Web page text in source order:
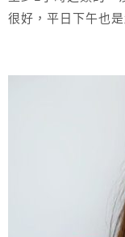
很好，平日下午也